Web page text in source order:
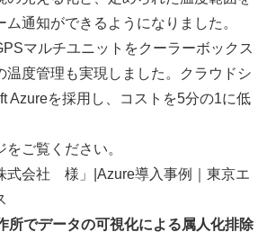
通知ができるようになりました。
マルチユニットをクーラーボックス
温度管理も実現しました。クラウドシ
Azureを採用し、コストを5分の1に低
ご覧ください。
式会社　様」|Azure導入事例｜東京エ
所でデータの可視化による属人化排除